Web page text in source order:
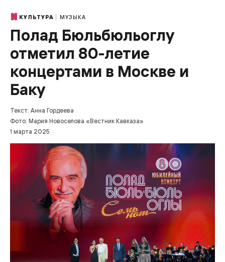
КУЛЬТУРА МУЗЫКА
Полад Бюльбюльоглу
отметил 80-летие
концертами в Москве и
Баку
Текст: Анна Гордеева
Фото: Мария Новоселова «Вестник Кавказа»
1 марта 2025